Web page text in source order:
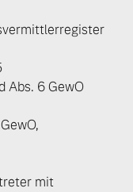
Abs. 6 GewO
mit